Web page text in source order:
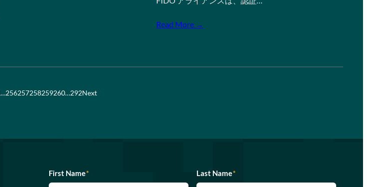
Read More →
…256257258259260…292Next
First Name* Last Name*